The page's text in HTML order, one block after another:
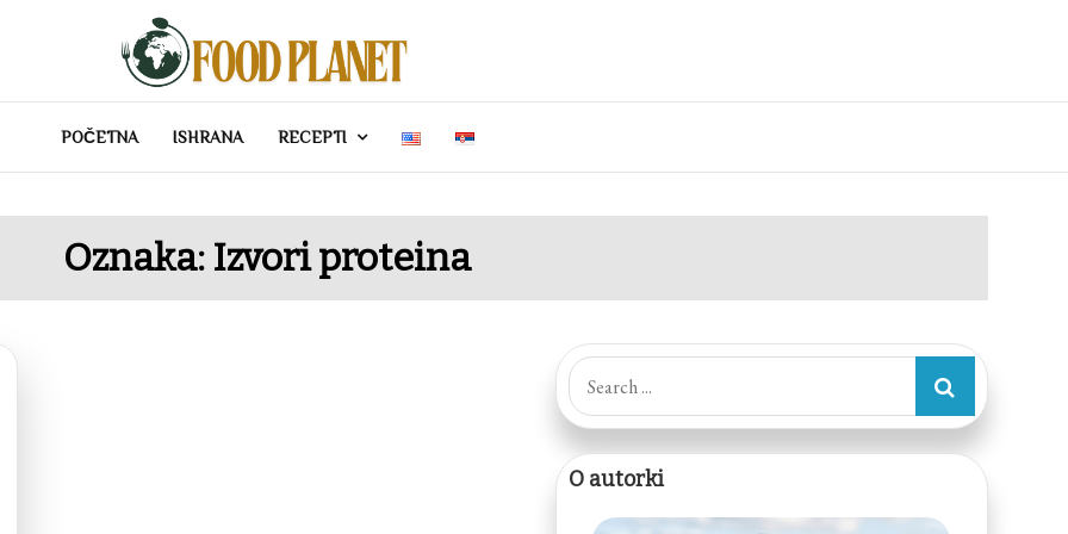
POČETNA ISHRANA RECEPTI
Oznaka: Izvori proteina
Search
for:
O autorki